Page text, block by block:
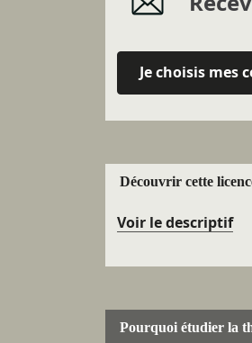
Je choisis mes
Découvrir cette
Voir le descriptif
Pourquoi étudier la